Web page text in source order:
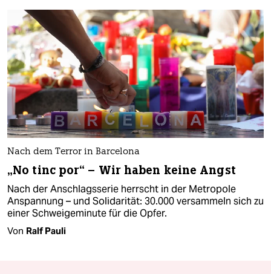
Nach dem Terror in Barcelona
„No tinc por“ – Wir haben keine Angst
Nach der Anschlagsserie herrscht in der Metropole
Anspannung – und Solidarität: 30.000 versammeln sich zu
einer Schweigeminute für die Opfer.
Von Ralf Pauli